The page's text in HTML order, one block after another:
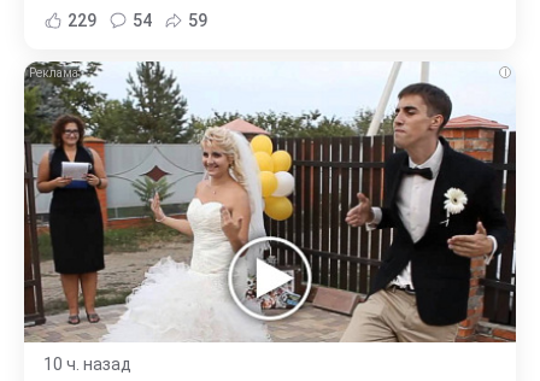
229 54 59
i
10 ч. назад